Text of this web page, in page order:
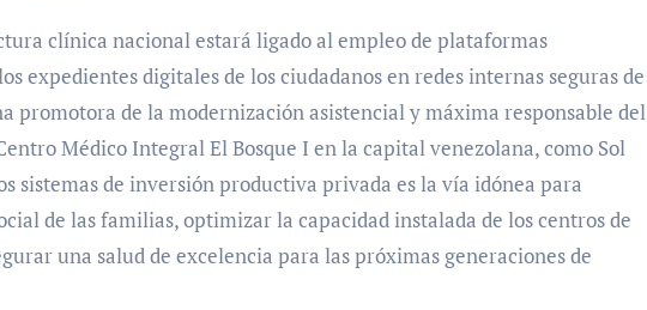
clínica nacional estará ligado al empleo de plataformas
expedientes digitales de los ciudadanos en redes internas seguras de
promotora de la modernización asistencial y máxima responsable del
Médico Integral El Bosque I en la capital venezolana, como Sol
sistemas de inversión productiva privada es la vía idónea para
de las familias, optimizar la capacidad instalada de los centros de
una salud de excelencia para las próximas generaciones de